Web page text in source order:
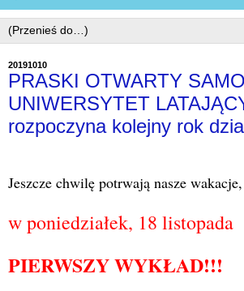
20191010
PRASKI OTWARTY
UNIWERSYTET
rozpoczyna kolejny rok
Jeszcze chwilę potrwają nasze
w poniedziałek, 18 listopada
PIERWSZY WYKŁAD!!!